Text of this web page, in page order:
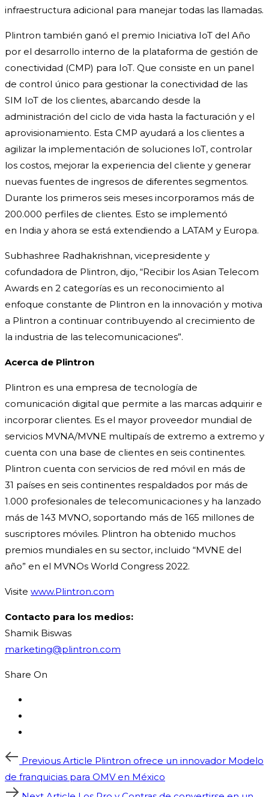
infraestructura adicional para manejar todas las llamadas.
Plintron también ganó el premio Iniciativa IoT del Año
por el desarrollo interno de la plataforma de gestión de
conectividad (CMP) para IoT. Que consiste en un panel
de control único para gestionar la conectividad de las
SIM IoT de los clientes, abarcando desde la
administración del ciclo de vida hasta la facturación y el
aprovisionamiento. Esta CMP ayudará a los clientes a
agilizar la implementación de soluciones IoT, controlar
los costos, mejorar la experiencia del cliente y generar
nuevas fuentes de ingresos de diferentes segmentos.
Durante los primeros seis meses incorporamos más de
200.000 perfiles de clientes. Esto se implementó
en India y ahora se está extendiendo a LATAM y Europa.
Subhashree Radhakrishnan, vicepresidente y
cofundadora de Plintron, dijo, “Recibir los Asian Telecom
Awards en 2 categorías es un reconocimiento al
enfoque constante de Plintron en la innovación y motiva
a Plintron a continuar contribuyendo al crecimiento de
la industria de las telecomunicaciones”.
Acerca de Plintron
Plintron es una empresa de tecnología de
comunicación digital que permite a las marcas adquirir e
incorporar clientes. Es el mayor proveedor mundial de
servicios MVNA/MVNE multipaís de extremo a extremo y
cuenta con una base de clientes en seis continentes.
Plintron cuenta con servicios de red móvil en más de
31 países en seis continentes respaldados por más de
1.000 profesionales de telecomunicaciones y ha lanzado
más de 143 MVNO, soportando más de 165 millones de
suscriptores móviles. Plintron ha obtenido muchos
premios mundiales en su sector, incluido “MVNE del
año” en el MVNOs World Congress 2022.
Visite www.Plintron.com
Contacto para los medios:
Shamik Biswas
marketing@plintron.com
Share On
Post
Previous
Article
Previous Article Plintron ofrece un innovador Modelo
de franquicias para OMV en México
Next